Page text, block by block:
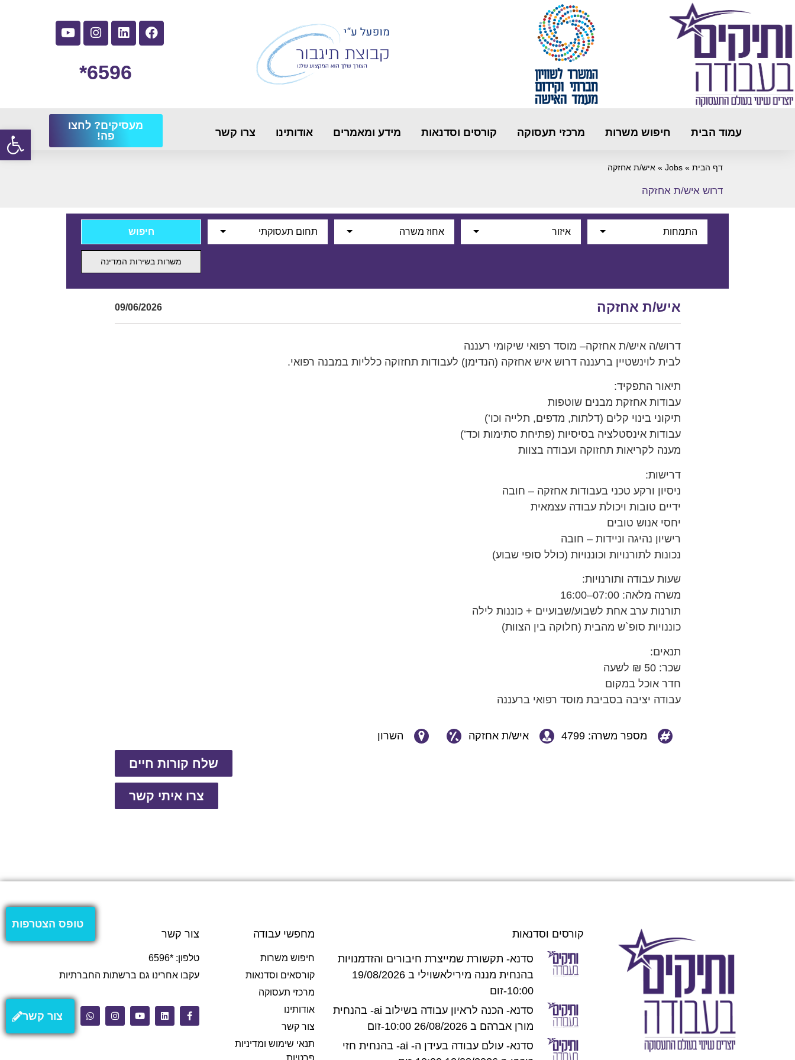
6596*
עמוד הבית חיפוש משרות מרכזי תעסוקה קורסים וסדנאות מידע ומאמרים אודותינו צרו קשר
מעסיקים? לחצו
פה!
דף הבית »
Jobs
» איש/ת אחזקה
דרוש איש/ת אחזקה
התמחות איזור אחוז משרה תחום תעסוקתי
משרות בשירות המדינה
איש/ת אחזקה 09/06/2026
דרוש/ה איש/ת אחזקה– מוסד רפואי שיקומי רעננה
לבית לוינשטיין ברעננה דרוש איש אחזקה (הנדימן) לעבודות תחזוקה כלליות במבנה רפואי.
תיאור התפקיד:
עבודות אחזקת מבנים שוטפות
תיקוני בינוי קלים (דלתות, מדפים, תלייה וכו’)
עבודות אינסטלציה בסיסיות (פתיחת סתימות וכד’)
מענה לקריאות תחזוקה ועבודה בצוות
דרישות:
ניסיון ורקע טכני בעבודות אחזקה – חובה
ידיים טובות ויכולת עבודה עצמאית
יחסי אנוש טובים
רישיון נהיגה וניידות – חובה
נכונות לתורנויות וכוננויות (כולל סופי שבוע)
שעות עבודה ותורנויות:
משרה מלאה: 07:00–16:00
תורנות ערב אחת לשבוע/שבועיים + כוננות לילה
כוננויות סופ`ש מהבית (חלוקה בין הצוות)
תנאים:
שכר: 50 ₪ לשעה
חדר אוכל במקום
עבודה יציבה בסביבת מוסד רפואי ברעננה
מספר משרה: 4799 איש/ת אחזקה השרון
שלח קורות חיים
צרו איתי קשר
צור קשר
טופס הצטרפות
קורסים וסדנאות
סדנא- תקשורת שמייצרת חיבורים והזדמנויות
בהנחית מננה מירילאשוילי ב 19/08/2026
10:00-זום
סדנא- הכנה לראיון עבודה בשילוב ai- בהנחית
מורן אברהם ב 26/08/2026 10:00-זום
סדנא- עולם עבודה בעידן ה- ai- בהנחית חזי
מחפשי עבודה
חיפוש משרות
קורסאים וסדנאות
מרכזי תעסוקה
אודותינו
צור קשר
תנאי שימוש ומדיניות
פרטיות
צור קשר
טלפון: *6596
עקבו אחרינו גם ברשתות החברתיות